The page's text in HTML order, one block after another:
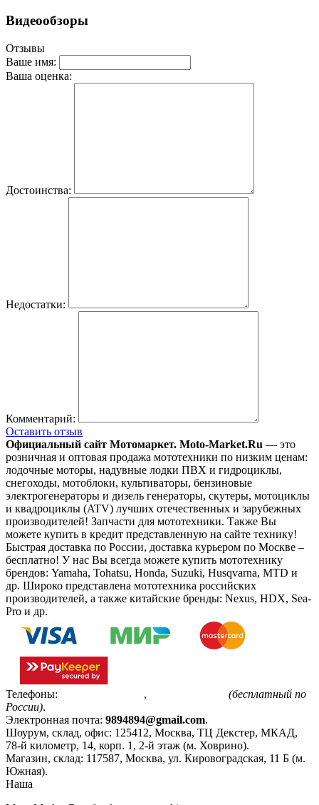
Видеообзоры
Отзывы
Ваше имя:
Ваша оценка:
Достоинства:
Недостатки:
Комментарий:
Оставить отзыв
Официальный сайт Мотомаркет. Moto-Market.Ru — это
розничная и оптовая продажа мототехники по низким ценам:
лодочные моторы, надувные лодки ПВХ и гидроциклы,
снегоходы, мотоблоки, культиваторы, бензиновые
электрогенераторы и дизель генераторы, скутеры, мотоциклы
и квадроциклы (ATV) лучших отечественных и зарубежных
производителей! Запчасти для мототехники. Также Вы
можете купить в кредит представленную на сайте технику!
Быстрая доставка по России, доставка курьером по Москве –
бесплатно! У нас Вы всегда можете купить мототехнику
брендов: Yamaha, Tohatsu, Honda, Suzuki, Husqvarna, MTD и
др. Широко представлена мототехника российских
производителей, а также китайские бренды: Nexus, HDX, Sea-
Pro и др.
Телефоны: ,
(бесплатный по
России).
Электронная почта: 9894894@gmail.com.
Шоурум, склад, офис: 125412, Москва, ТЦ Декстер, МКАД,
78-й километр, 14, корп. 1, 2-й этаж (м. Ховрино).
Магазин, склад: 117587, Москва, ул. Кировоградская, 11 Б (м.
Южная).
Наша